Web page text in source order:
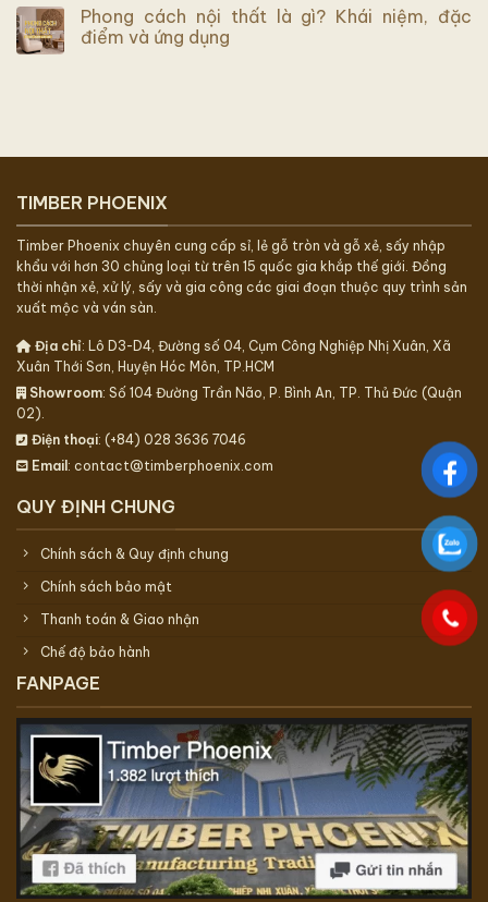
Phong cách nội thất là gì? Khái niệm, đặc
điểm và ứng dụng
TIMBER PHOENIX
Timber Phoenix chuyên cung cấp sỉ, lẻ gỗ tròn và gỗ xẻ, sấy nhập
khẩu với hơn 30 chủng loại từ trên 15 quốc gia khắp thế giới. Đồng
thời nhận xẻ, xử lý, sấy và gia công các giai đoạn thuộc quy trình sản
xuất mộc và ván sàn.
Địa chỉ: Lô D3-D4, Đường số 04, Cụm Công Nghiệp Nhị Xuân, Xã
Xuân Thới Sơn, Huyện Hóc Môn, TP.HCM
Showroom: Số 104 Đường Trần Não, P. Bình An, TP. Thủ Đức (Quận
02).
Điện thoại: (+84) 028 3636 7046
Email : contact@timberphoenix.com
QUY ĐỊNH CHUNG
Chính sách & Quy định chung
Chính sách bảo mật
Thanh toán & Giao nhận
Chế độ bảo hành
FANPAGE